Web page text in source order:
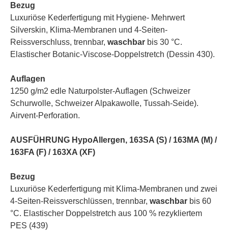
Bezug
Luxuriöse Kederfertigung mit Hygiene- Mehrwert
Silverskin, Klima-Membranen und 4-Seiten-
Reissverschluss, trennbar, waschbar bis 30 °C.
Elastischer Botanic-Viscose-Doppelstretch (Dessin 430).
Auflagen
1250 g/m2 edle Naturpolster-Auflagen (Schweizer
Schurwolle, Schweizer Alpakawolle, Tussah-Seide).
Airvent-Perforation.
AUSFÜHRUNG HypoAllergen, 163SA (S) / 163MA (M) /
163FA (F) / 163XA (XF)
Bezug
Luxuriöse Kederfertigung mit Klima-Membranen und zwei
4-Seiten-Reissverschlüssen, trennbar, waschbar bis 60
°C. Elastischer Doppelstretch aus 100 % rezykliertem
PES (439)